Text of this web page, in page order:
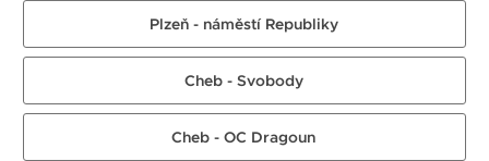
Plzeň - náměstí Republiky
Cheb - Svobody
Cheb - OC Dragoun